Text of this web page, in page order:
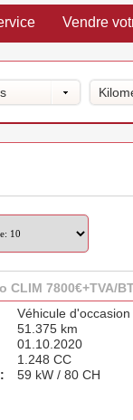
Vendre
CLIM 7800€+TVA/
Véhicule d'occasion
51.375 km
01.10.2020
1.248 CC
59 kW / 80 CH